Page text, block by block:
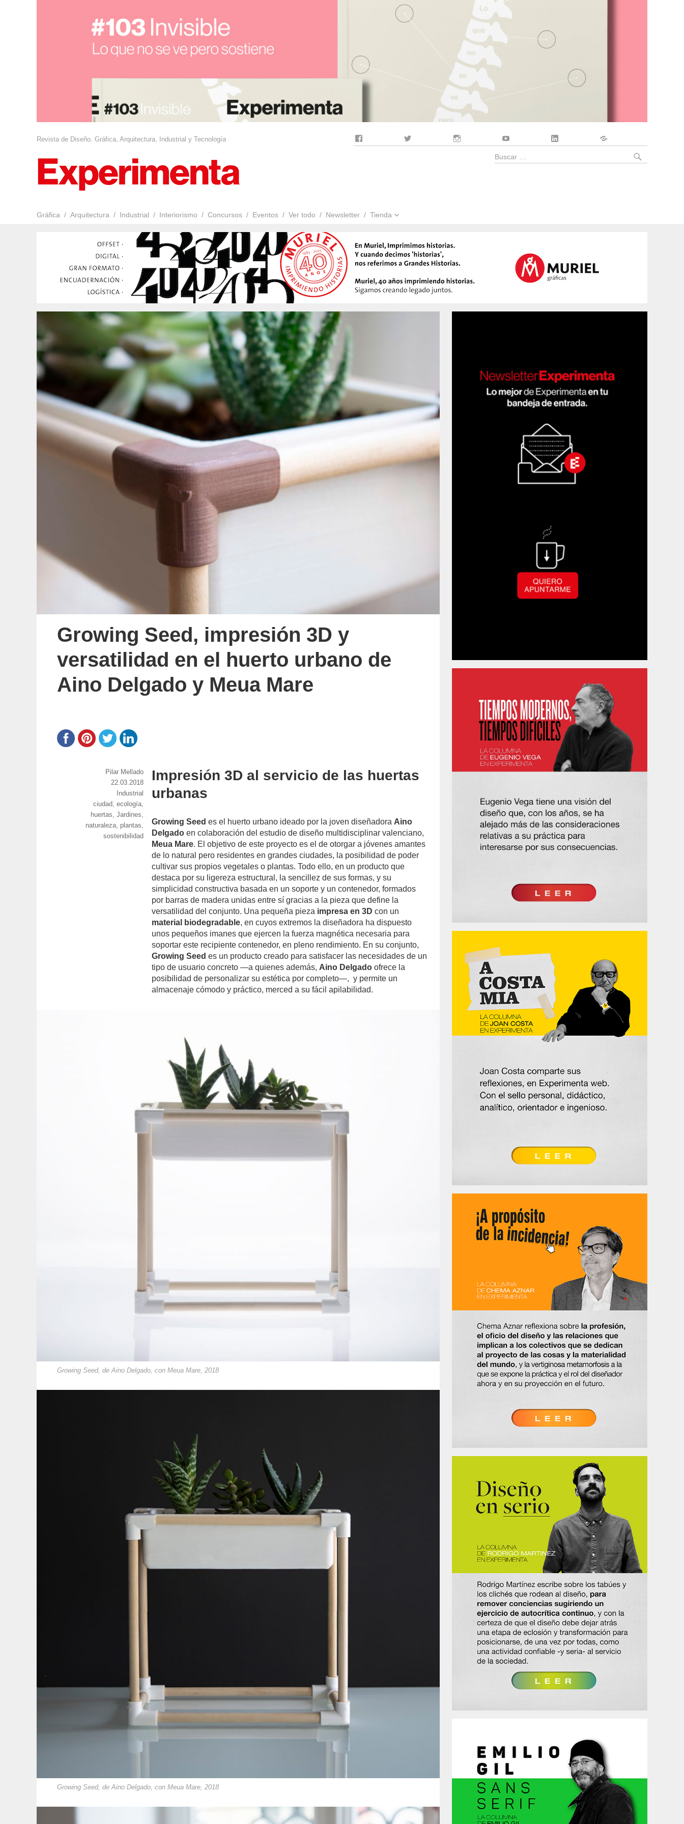
Revista de Diseño. Gráfica, Arquitectura, Industrial y Tecnología
Gráfica Arquitectura Industrial Interiorismo Concursos Eventos Ver todo Newsletter Tienda
Buscar
Growing Seed, impresión 3D y
versatilidad en el huerto urbano de
Aino Delgado y Meua Mare
Impresión 3D al servicio de las huertas
urbanas
Growing Seed es el huerto urbano ideado por la joven diseñadora Aino
Delgado en colaboración del estudio de diseño multidisciplinar valenciano,
Meua Mare. El objetivo de este proyecto es el de otorgar a jóvenes amantes
de lo natural pero residentes en grandes ciudades, la posibilidad de poder
cultivar sus propios vegetales o plantas. Todo ello, en un producto que
destaca por su ligereza estructural, la sencillez de sus formas, y su
simplicidad constructiva basada en un soporte y un contenedor, formados
por barras de madera unidas entre sí gracias a la pieza que define la
versatilidad del conjunto. Una pequeña pieza impresa en 3D con un
material biodegradable, en cuyos extremos la diseñadora ha dispuesto
unos pequeños imanes que ejercen la fuerza magnética necesaria para
soportar este recipiente contenedor, en pleno rendimiento. En su conjunto,
Growing Seed es un producto creado para satisfacer las necesidades de un
tipo de usuario concreto —a quienes además, Aino Delgado ofrece la
posibilidad de personalizar su estética por completo—, y permite un
almacenaje cómodo y práctico, merced a su fácil apilabilidad.
Growing Seed, de Aino Delgado, con Meua Mare, 2018
Growing Seed, de Aino Delgado, con Meua Mare, 2018
https://www.experimenta.es/author/pilar-
mellado/
Pilar Mellado
Publicado
22.03.2018
Categorías
Industrial
Etiquetas
ciudad ,ecología
huertas ,Jardines
naturaleza plantas
sostenibilidad